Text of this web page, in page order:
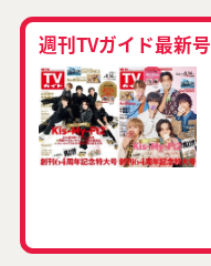
週刊TVガイド最新号